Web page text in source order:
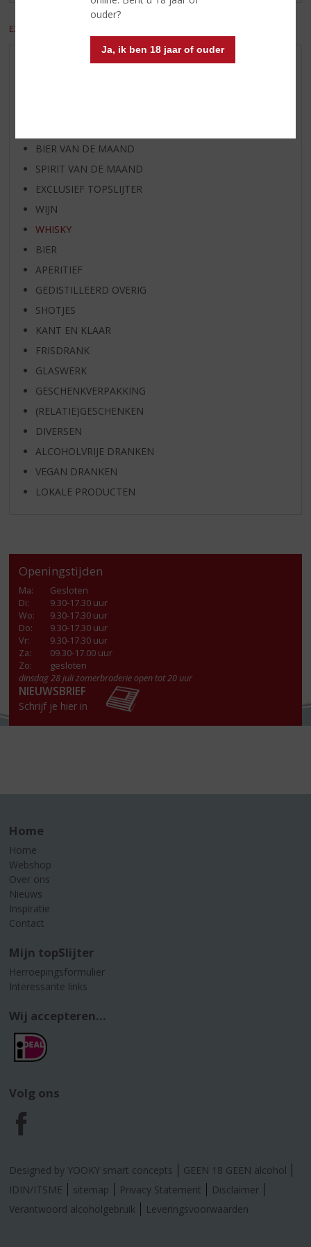
ouder?
Ja, ik ben 18 jaar of ouder
EXCL. BTW
AANBIEDINGEN
BIER VAN DE MAAND
SPIRIT VAN DE MAAND
EXCLUSIEF TOPSLIJTER
WIJN
WHISKY
BIER
APERITIEF
GEDISTILLEERD OVERIG
SHOTJES
KANT EN KLAAR
FRISDRANK
GLASWERK
GESCHENKVERPAKKING
(RELATIE)GESCHENKEN
DIVERSEN
ALCOHOLVRIJE DRANKEN
VEGAN DRANKEN
LOKALE PRODUCTEN
Openingstijden
Ma:
Gesloten
Di:
9.30-17.30 uur
Wo:
9.30-17.30 uur
Do:
9.30-17.30 uur
Vr:
9.30-17.30 uur
Za:
09.30-17.00 uur
Zo:
gesloten
dinsdag 28 juli zomerbraderie open tot 20 uur
NIEUWSBRIEF
Schrijf je hier in
Home
Home
Webshop
Over ons
Nieuws
Inspiratie
Contact
Mijn topSlijter
Herroepingsformulier
Interessante links
Wij accepteren...
Volg ons
F
a
c
Designed by YOOKY smart concepts
GEEN 18 GEEN alcohol
IDIN/ITSME
sitemap Privacy Statement
Disclaimer
Verantwoord alcoholgebruik
Leveringsvoorwaarden